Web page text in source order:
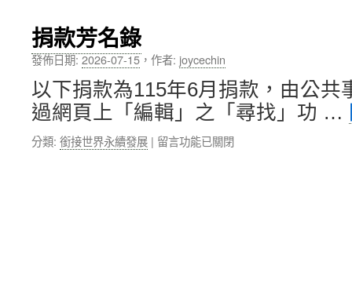
的
進
擊》
雙
書
新
書
年
中
華
民
國
秀
辦
政
會
議
暨
捐
捐款芳名錄
發佈日期:2026-07-15， 作者: joycechin
以下捐款為115年6月捐款，由公共
過網頁上「編輯」之「尋找」功 …
分類: 銜接世界永續發展 | 在
留言功能已關閉